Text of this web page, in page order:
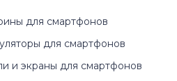
для смартфонов
для смартфонов
и экраны для смартфонов